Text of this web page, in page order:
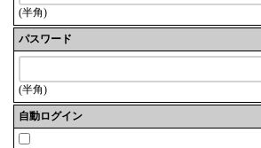
(半角)
パスワード
(半角)
自動ログイン